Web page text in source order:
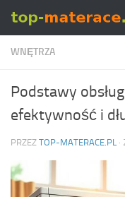
Skip to content
WNĘTRZA
Podstawy
efektywność i
PRZEZ TOP-MATERACE.PL ·